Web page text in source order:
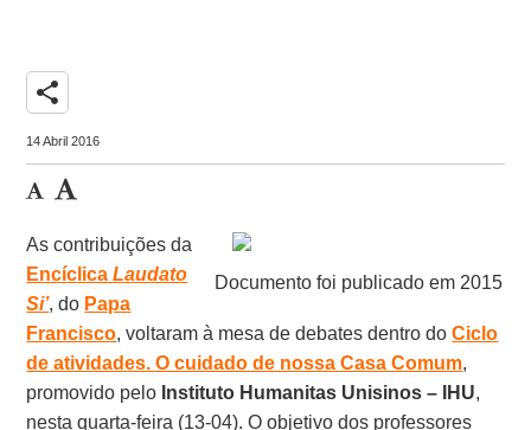
share
14 Abril 2016
Documento foi publicado em 2015
As contribuições da
EncíclicaLaudato
Si’, do Papa
Francisco, voltaram à mesa de debates dentro doCiclo
de atividades. O cuidado de nossa Casa Comum,
promovido pelo Instituto Humanitas Unisinos – IHU,
nesta quarta-feira (13-04). O objetivo dos professores